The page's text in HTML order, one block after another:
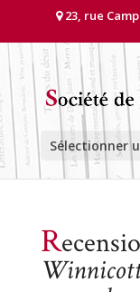
23, rue
Sélectionner
R